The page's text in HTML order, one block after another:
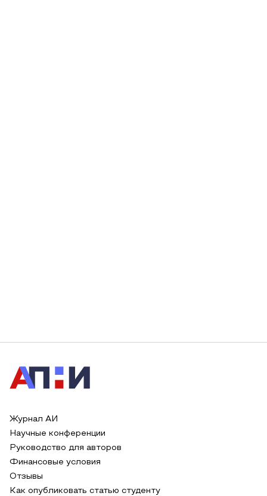
Журнал АИ
Научные конференции
Руководство для авторов
Финансовые условия
Отзывы
Как опубликовать статью студенту